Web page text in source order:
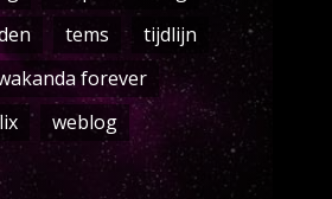
tems
tijdlijn
forever
weblog